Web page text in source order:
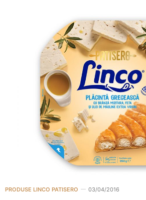
PRODUSE LINCO PATISERO 03/04/2016